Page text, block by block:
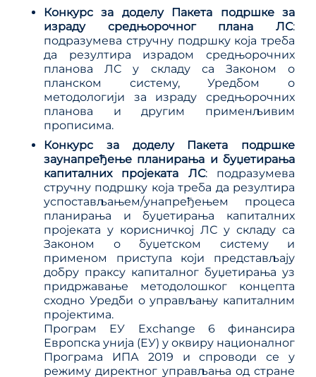
Конкурс за доделу Пакета подршке за
израду средњорочног плана ЛС:
подразумева стручну подршку која треба
да резултира израдом средњорочних
планова ЛС у складу са Законом о
планском систему, Уредбом о
методологији за израду средњорочних
планова и другим применљивим
прописима.
Конкурс за доделу Пакета подршке
заунапређење планирања и буџетирања
капиталних пројеката ЛС: подразумева
стручну подршку која треба да резултира
успостављањем/унапређењем процеса
планирања и буџетирања капиталних
пројеката у корисничкој ЛС у складу са
Законом о буџетском систему и
применом приступа који представљају
добру праксу капиталног буџетирања уз
придржавање методолошког концепта
сходно Уредби о управљању капиталним
пројектима.
Програм ЕУ Exchange 6 финансира
Европска унија (ЕУ) у оквиру националног
Програма ИПА 2019 и спроводи се у
режиму директног управљања од стране